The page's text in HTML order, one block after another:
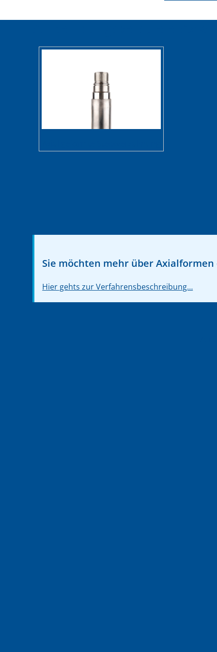
Sie möchten mehr über
Hier gehts zur Verfahrensbeschreibung…